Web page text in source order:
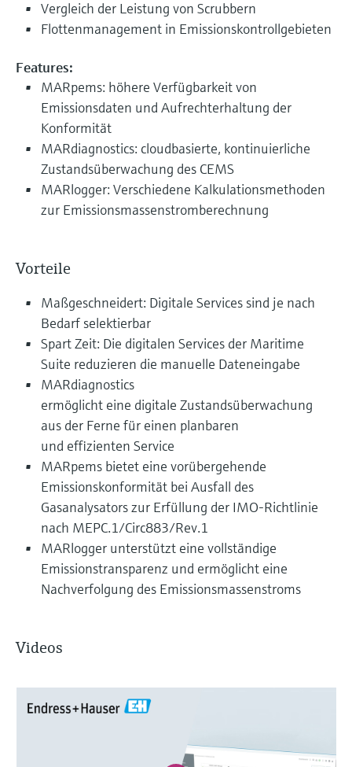
Vergleich der Leistung von Scrubbern
Flottenmanagement in Emissionskontrollgebieten
Features:
MARpems: höhere Verfügbarkeit von
Emissionsdaten und Aufrechterhaltung der
Konformität
MARdiagnostics: cloudbasierte, kontinuierliche
Zustandsüberwachung des CEMS
MARlogger: Verschiedene Kalkulationsmethoden
zur Emissionsmassenstromberechnung
Vorteile
Maßgeschneidert: Digitale Services sind je nach
Bedarf selektierbar
Spart Zeit: Die digitalen Services der Maritime
Suite reduzieren die manuelle Dateneingabe
MARdiagnostics
ermöglicht eine digitale Zustandsüberwachung
aus der Ferne für einen planbaren
und effizienten Service
MARpems bietet eine vorübergehende
Emissionskonformität bei Ausfall des
Gasanalysators zur Erfüllung der IMO-Richtlinie
nach MEPC.1/Circ883/Rev.1
MARlogger unterstützt eine vollständige
Emissionstransparenz und ermöglicht eine
Nachverfolgung des Emissionsmassenstroms
Videos